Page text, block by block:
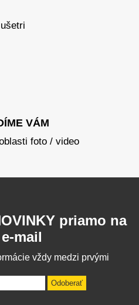
VÁM
foto / video
priamo na
mail
vždy medzi prvými
Odoberať